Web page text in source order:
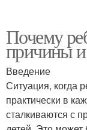
Почему
причины
Введение
Ситуация, когда
практически в
сталкиваются с